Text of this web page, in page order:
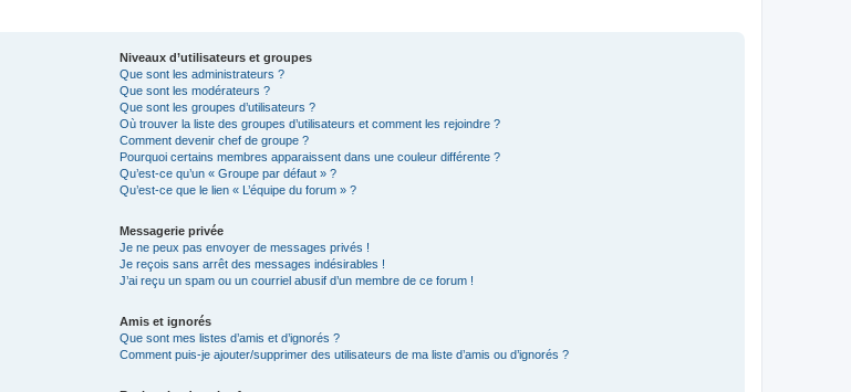
Niveaux d’utilisateurs et groupes
Que sont les administrateurs ?
Que sont les modérateurs ?
Que sont les groupes d’utilisateurs ?
Où trouver la liste des groupes d’utilisateurs et comment les rejoindre ?
Comment devenir chef de groupe ?
Pourquoi certains membres apparaissent dans une couleur différente ?
Qu’est-ce qu’un « Groupe par défaut » ?
Qu’est-ce que le lien « L’équipe du forum » ?
Messagerie privée
Je ne peux pas envoyer de messages privés !
Je reçois sans arrêt des messages indésirables !
J’ai reçu un spam ou un courriel abusif d’un membre de ce forum !
Amis et ignorés
Que sont mes listes d’amis et d’ignorés ?
Comment puis-je ajouter/supprimer des utilisateurs de ma liste d’amis ou d’ignorés ?